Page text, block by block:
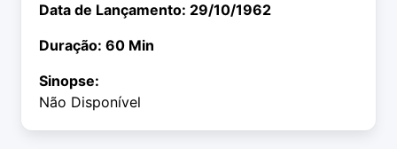
Data de Lançamento: 29/10/1962
Duração: 60 Min
Sinopse:
Não Disponível